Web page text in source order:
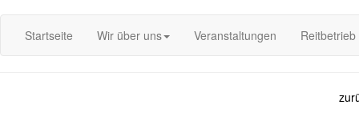
Startseite Wir über uns Veranstaltungen Reitbetrieb